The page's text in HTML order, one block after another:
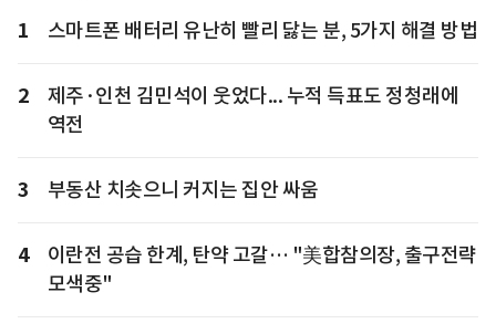
1 스마트폰 배터리 유난히 빨리 닳는 분, 5가지 해결 방법
2
제주·인천 김민석이 웃었다... 누적 득표도 정청래에
역전
3 부동산 치솟으니 커지는 집안 싸움
4
이란전 공습 한계, 탄약 고갈… "美합참의장, 출구전략
모색중"